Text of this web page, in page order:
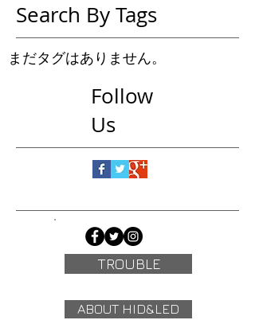
Search By Tags
まだタグはありません。
Follow
Us
TROUBLE
ABOUT HID&LED